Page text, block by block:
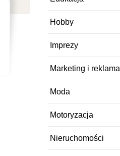
Hobby
Imprezy
Marketing i reklama
Moda
Motoryzacja
Nieruchomości